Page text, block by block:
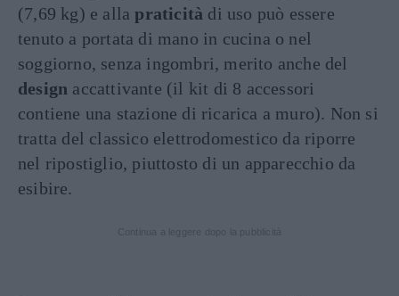
(7,69 kg) e allapraticità di uso può essere
tenuto a portata di mano in cucina o nel
soggiorno, senza ingombri, merito anche del
design accattivante (il kit di 8 accessori
contiene una stazione di ricarica a muro). Non si
tratta del classico elettrodomestico da riporre
nel ripostiglio, piuttosto di un apparecchio da
esibire.